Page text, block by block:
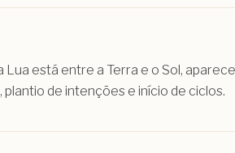
Lua está entre a Terra e o Sol,
de intenções e início de ciclos.